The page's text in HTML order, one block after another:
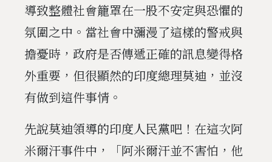
導致整體社會籠罩在一股不安定與恐懼的
氛圍之中。當社會中瀰漫了這樣的警戒與
擔憂時，政府是否傳遞正確的訊息變得格
外重要，但很顯然的印度總理莫迪，並沒
有做到這件事情。
先說莫迪領導的印度人民黨吧！在這次阿
米爾汗事件中，「阿米爾汗並不害怕，他